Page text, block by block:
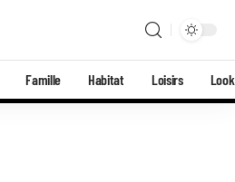
Famille Habitat Loisirs Look